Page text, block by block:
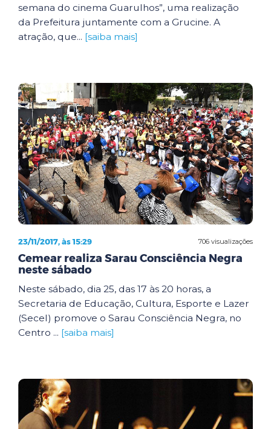
semana do cinema Guarulhos”, uma realização
da Prefeitura juntamente com a Grucine. A
atração, que... [saiba mais]
706 visualizações
23/11/2017, às 15:29
Cemear realiza Sarau Consciência Negra
neste sábado
Neste sábado, dia 25, das 17 às 20 horas, a
Secretaria de Educação, Cultura, Esporte e Lazer
(Secel) promove o Sarau Consciência Negra, no
Centro ... [saiba mais]